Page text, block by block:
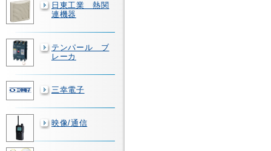
日東工業 熱関
連機器
テンパール ブ
レーカ
三幸電子
映像/通信